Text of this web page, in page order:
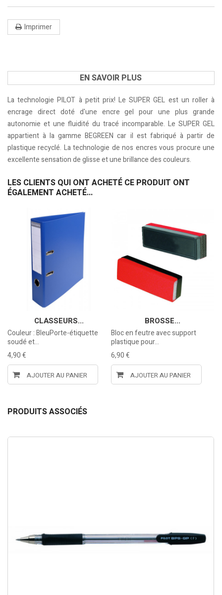
Imprimer
EN SAVOIR PLUS
La technologie PILOT à petit prix! Le SUPER GEL est un roller à
encrage direct doté d'une encre gel pour une plus grande
autonomie et une fluidité du tracé incomparable. Le SUPER GEL
appartient à la gamme BEGREEN car il est fabriqué à partir de
plastique recyclé. La technologie de nos encres vous procure une
excellente sensation de glisse et une brillance des couleurs.
LES CLIENTS QUI ONT ACHETÉ CE PRODUIT ONT
ÉGALEMENT ACHETÉ...
CLASSEURS...
Couleur : BleuPorte-étiquette
soudé et...
4,90 €
AJOUTER AU PANIER
BROSSE...
Bloc en feutre avec support
plastique pour...
6,90 €
AJOUTER AU PANIER
PRODUITS ASSOCIÉS